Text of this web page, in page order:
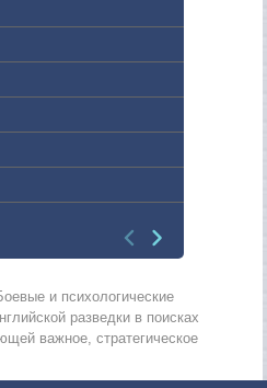
и психологические
разведки в поисках
важное, стратегическое